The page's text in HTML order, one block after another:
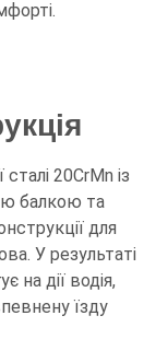
20CrMn із
балкою та
для
У результаті
на дії водія,
їзду